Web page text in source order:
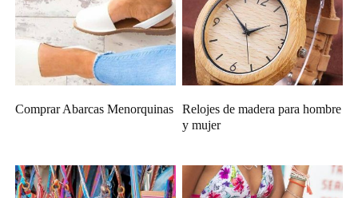
Comprar Abarcas Menorquinas
Relojes de madera para hombre
y mujer